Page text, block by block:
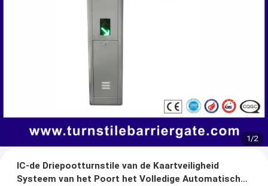
1/2
IC-de Driepootturnstile van de Kaartveiligheid
Systeem van het Poort het Volledige Automatische